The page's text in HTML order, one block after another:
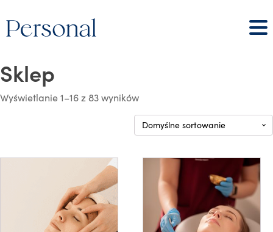
Sklep
Wyświetlanie 1–16 z 83 wyników